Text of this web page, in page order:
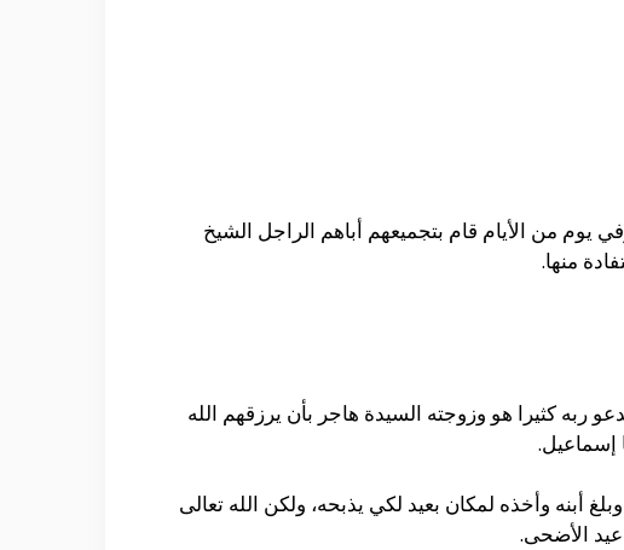
من الأيام قام بتجميعهم أباهم الراجل الشيخ
منها.
ربه كثيرا هو وزوجته السيدة هاجر بأن يرزقهم الله
إسماعيل.
أبنه وأخذه لمكان بعيد لكي يذبحه، ولكن الله تعالى
الأضحى.